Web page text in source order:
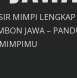
MIMPI LENGKAP
JAWA –